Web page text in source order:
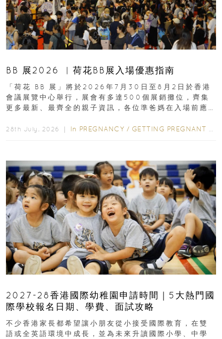
BB 展2026 ︳荷花BB展入場優惠指南
「荷花 BB 展」將於2026年7月30日至8月2日於香港
會議展覽中心舉行，展會有多達500個展銷攤位，齊集
更多最新、最齊全的親子資訊，各位準爸媽在入場前應
28th July, 2026 ｜ In PREGNANCY / GETTING PREGNANT
2027-28香港國際幼稚園申請時間｜5大熱門國
際學校報名日期、學費、面試攻略
不少香港家長都希望讓小朋友從小接受國際教育，在雙
語或全英語環境中成長，並為未來升讀國際小學、中學